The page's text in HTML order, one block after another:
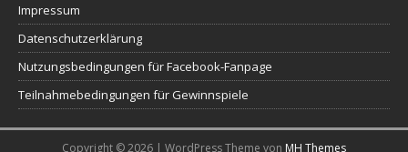
Impressum
Datenschutzerklärung
Nutzungsbedingungen für Facebook-Fanpage
Teilnahmebedingungen für Gewinnspiele
Copyright © 2026 | WordPress Theme von MH Themes